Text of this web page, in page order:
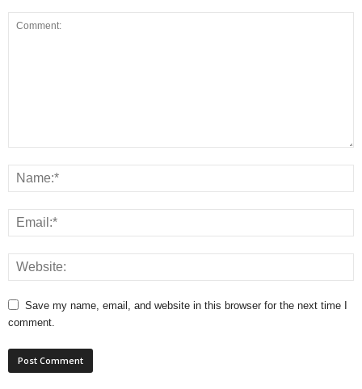
Save my name, email, and website in this browser for the next time I
comment.